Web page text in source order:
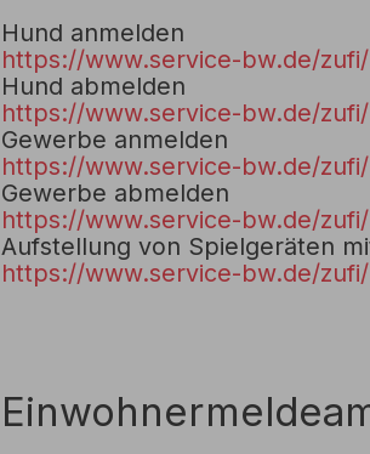
Hund anmelden
https://www.service-bw.de/
Hund abmelden
https://www.service-bw.de/
Gewerbe anmelden
https://www.service-bw.de/
Gewerbe abmelden
https://www.service-bw.de/
Aufstellung von Spielgeräten
https://www.service-bw.de/